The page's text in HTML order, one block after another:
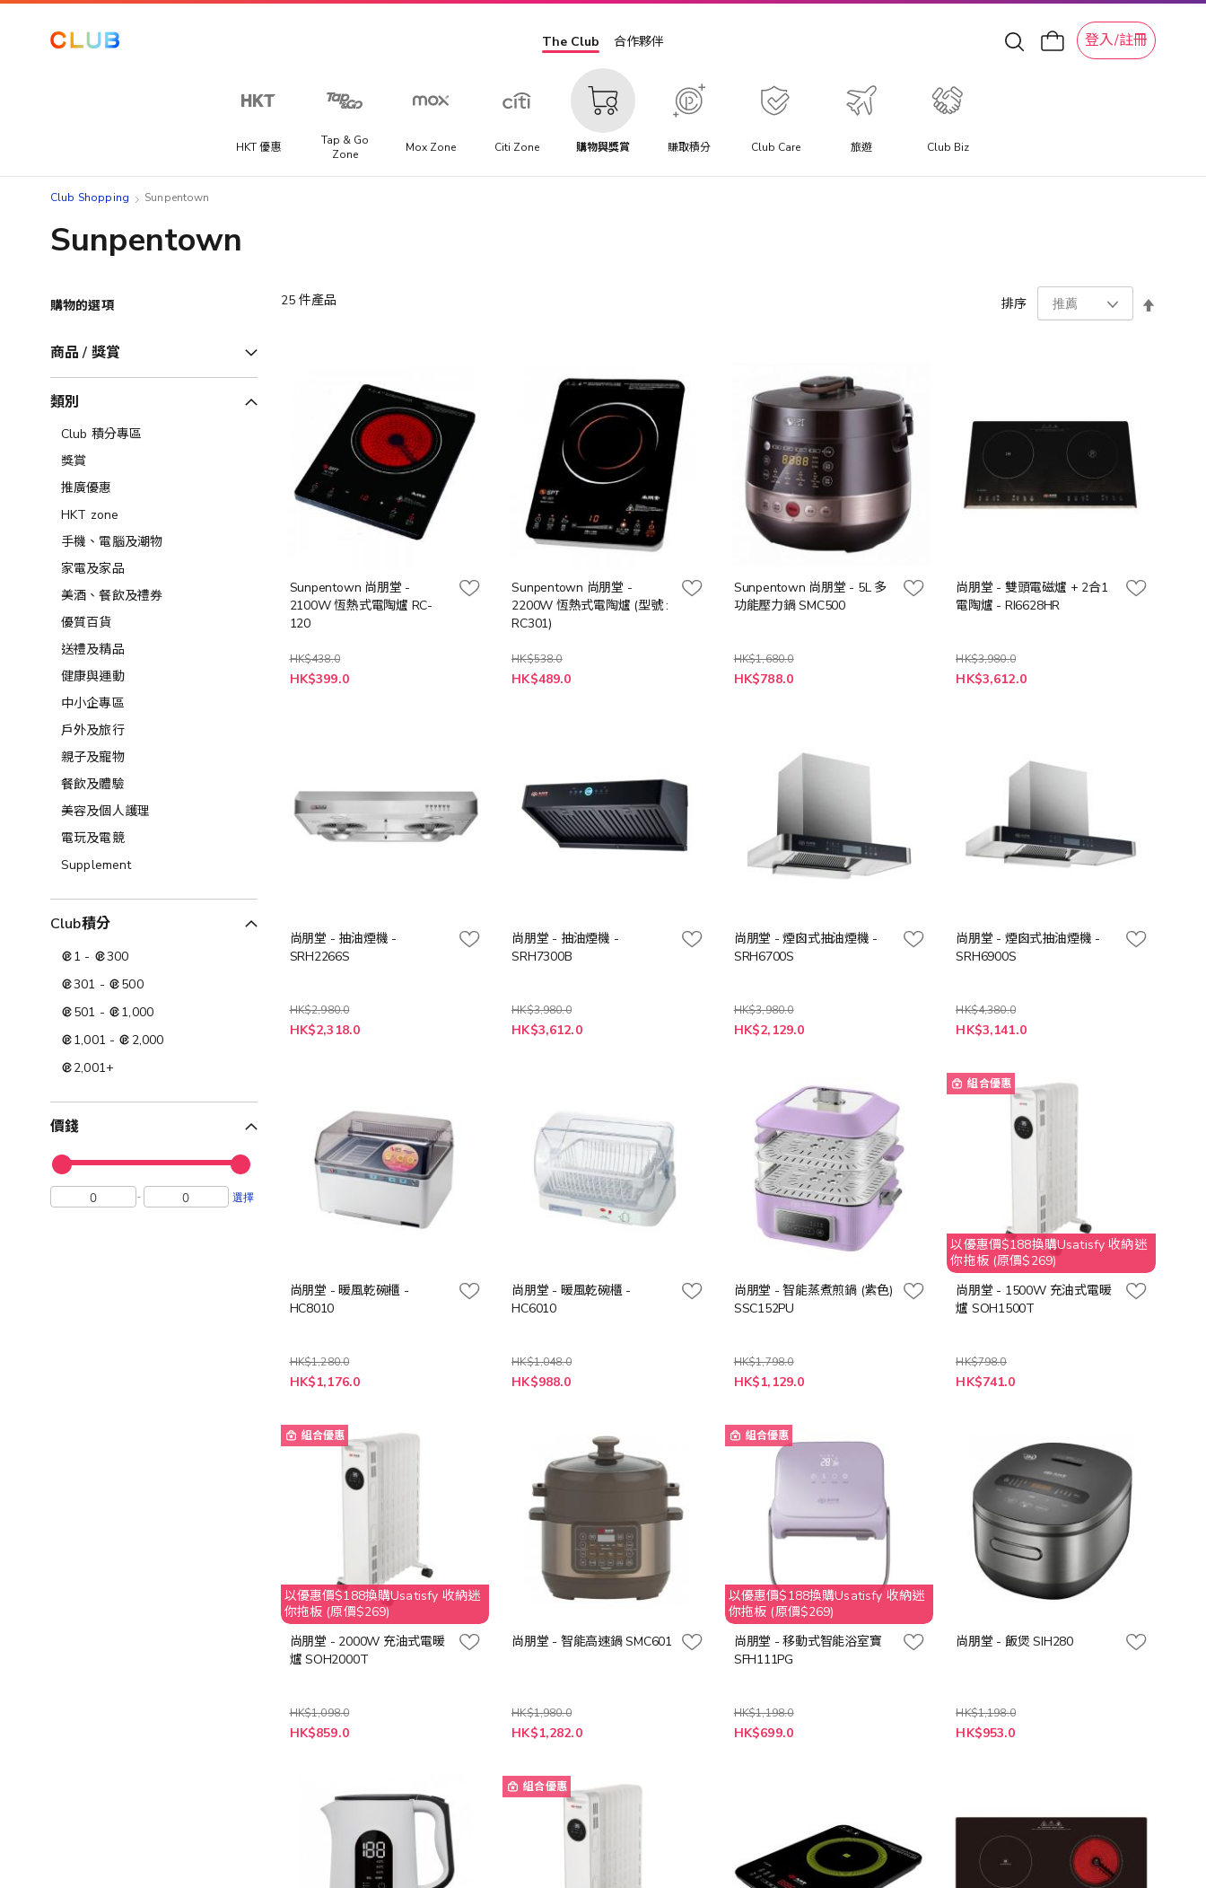
The Club 合作夥伴 登入/註冊
HKT 優惠
Tap & Go
Zone
Mox Zone Citi Zone 購物與獎賞 賺取積分 Club Care 旅遊 Club Biz
Club Shopping Sunpentown
Sunpentown
25件產品 排序
Sunpentown 尚朋堂 -
2100W 恆熱式電陶爐 RC-
120
HK$438.0
特
殊
HK$399.0
Sunpentown 尚朋堂 -
2200W 恆熱式電陶爐 (型號 :
RC301)
HK$538.0
特
殊
HK$489.0
Sunpentown 尚朋堂 - 5L 多
功能壓力鍋 SMC500
HK$1,680.0
特
殊
HK$788.0
尚朋堂 - 雙頭電磁爐 + 2合1
電陶爐 - RI6628HR
HK$3,980.0
特
殊
HK$3,612.0
尚朋堂 - 抽油煙機 -
SRH2266S
HK$2,980.0
特
殊
HK$2,318.0
尚朋堂 - 抽油煙機 -
SRH7300B
HK$3,980.0
特
殊
HK$3,612.0
尚朋堂 - 煙囪式抽油煙機 -
SRH6700S
HK$3,980.0
特
殊
HK$2,129.0
尚朋堂 - 煙囪式抽油煙機 -
SRH6900S
HK$4,380.0
特
殊
HK$3,141.0
尚朋堂 - 暖風乾碗櫃 -
HC8010
HK$1,280.0
特
殊
HK$1,176.0
尚朋堂 - 暖風乾碗櫃 -
HC6010
HK$1,048.0
特
殊
HK$988.0
尚朋堂 - 智能蒸煮煎鍋 (紫色)
SSC152PU
HK$1,798.0
特
殊
HK$1,129.0
組合優惠
以優惠價$188換購Usatisfy 收納迷
你拖板 (原價$269)
尚朋堂 - 1500W 充油式電暖
爐 SOH1500T
HK$798.0
特
殊
HK$741.0
組合優惠
以優惠價$188換購Usatisfy 收納迷
你拖板 (原價$269)
尚朋堂 - 2000W 充油式電暖
爐 SOH2000T
HK$1,098.0
特
殊
HK$859.0
尚朋堂 - 智能高速鍋 SMC601
HK$1,980.0
特
殊
HK$1,282.0
組合優惠
以優惠價$188換購Usatisfy 收納迷
你拖板 (原價$269)
尚朋堂 - 移動式智能浴室寶
SFH111PG
HK$1,198.0
特
殊
HK$699.0
尚朋堂 - 飯煲 SIH280
HK$1,198.0
特
殊
HK$953.0
組合優惠
購物的選項
商品 / 獎賞
類別
Club 積分專區
獎賞
推廣優惠
HKT zone
手機、電腦及潮物
家電及家品
美酒、餐飲及禮券​
優質百貨
送禮及精品
健康與運動
中小企專區
戶外及旅行
親子及寵物
餐飲及體驗
美容及個人護理​
電玩及電競
Supplement
Club積分
1 -
300
301 -
500
501 -
1,000
1,001 -
2,000
2,001+
價錢
- 選擇